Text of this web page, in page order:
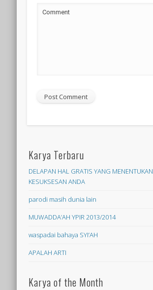
Comment
Karya Terbaru
DELAPAN HAL GRATIS YANG MENENTUKAN
KESUKSESAN ANDA
parodi masih dunia lain
MUWADDA’AH YPIR 2013/2014
waspadai bahaya SYI’AH
APALAH ARTI
Karya of the Month